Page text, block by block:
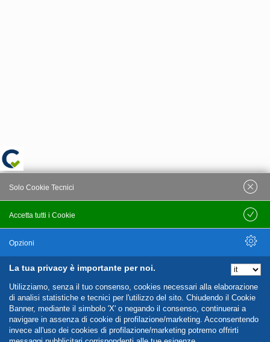
La tua privacy è importante per noi.
Utilizziamo, senza il tuo consenso, cookies necessari alla elaborazione
di analisi statistiche e tecnici per l'utilizzo del sito. Chiudendo il Cookie
Banner, mediante il simbolo 'X' o negando il consenso, continuerai a
navigare in assenza di cookie di profilazione/marketing. Acconsentendo
invece all'uso dei cookies di profilazione/marketing potremo offrirti
Accetta tutti i Cookie
Solo Cookie Tecnici
Salva
Opzioni
Nascondi Opzioni